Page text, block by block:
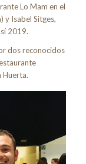
Lo Mam en el
y Isabel Sitges,
2019.
dos reconocidos
Huerta.